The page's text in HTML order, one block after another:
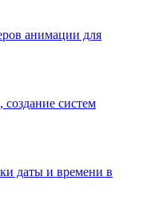
анимации для
систем
даты и времени в